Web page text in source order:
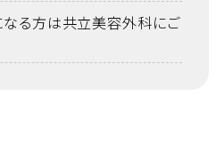
る方は共立美容外科にご